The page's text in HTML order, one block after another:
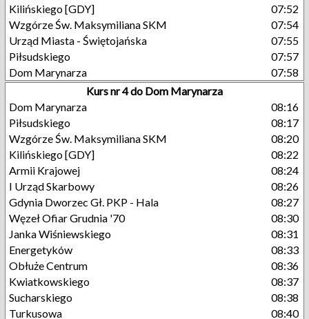
Kilińskiego [GDY]
07:52
Wzgórze Św. Maksymiliana SKM
07:54
Urząd Miasta - Świętojańska
07:55
Piłsudskiego
07:57
Dom Marynarza
07:58
Kurs nr 4 do Dom Marynarza
Dom Marynarza
08:16
Piłsudskiego
08:17
Wzgórze Św. Maksymiliana SKM
08:20
Kilińskiego [GDY]
08:22
Armii Krajowej
08:24
I Urząd Skarbowy
08:26
Gdynia Dworzec Gł. PKP - Hala
08:27
Węzeł Ofiar Grudnia '70
08:30
Janka Wiśniewskiego
08:31
Energetyków
08:33
Obłuże Centrum
08:36
Kwiatkowskiego
08:37
Sucharskiego
08:38
Turkusowa
08:40